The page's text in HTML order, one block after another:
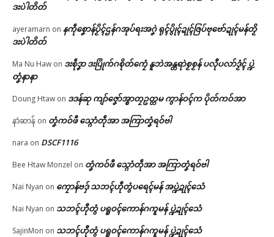
ရုဲစှ်
ညးဒါန်လိက်
ဗွဳဒဳယဵု
ကေတ်အဆက်
မုညးတအ် ဟီု မုညးတအ် ဂး – စ
ပ်ကဵုအကာဲအရာ ဍုင်ကျာ်ပိ
In "Vox Pop"
ကှ်-မုဟ်ဍုၚ်-မတ်မလီု သွက်ဂွံဒေါ
အ်ဇူနွံတုဲ ယဝ်ဟွံဂြိပ်မ္ဂး ကပေါတ်
ဖျာ စၞစသုၚ်ကီု မၞိဟ်ယဲကီု သွက်ဂွံ
In "ပရိုၚ်"
ဒးပဲါတိတ်
ayeramarn on နကဵုစၞောန်ပၟိၚ်ဌန်ဂအုပ်ရးအဂၞဲ ရုၚ်ပွိုၚ်ဍုၚ်ဇြပ်ဗုဗော်ဍုၚ်မန်တၟိ
ဒးပဲါတိတ်
Ma Nu Haw on ဒးစဵုဒၞာ ဒးပြိုက်ဂစိုတ်ကၠေံ နူဘဲအန္တရာဲစၟစၟန် ပလီုပလာ်ဒၟံၚ် ပ္ဍဲ
တၞံနာနာ
Doung Htaw on ဒဒန်ဆု ကျာ်ဇၞော်အ္စာတၠဥတ္တမ ကွာန်ဝၚ်က ပိုတ်ကဝ်အာ
နာဲဆာန် on တၞံကဝ်ဖီ သ္ဂောံတဵုအာ အကြာတၞံရဝ်ဗါ
nara on DSCF1116
Bee Htaw Monzel on တၞံကဝ်ဖီ သ္ဂောံတဵုအာ အကြာတၞံရဝ်ဗါ
Nai Nyan on ကၠောန်ဗဒှ် သဘၚ်ဟီုတွံပရေၚ်မန် အပ္ဍဲဍုၚ်သေံ
Nai Nyan on သဘၚ်ဟီုတွံ ပရူဝၚ်ကောန်ဂကူမန် ပ္ဍဲဍုၚ်သေံ
SajinMon on သဘၚ်ဟီုတွံ ပရူဝၚ်ကောန်ဂကူမန် ပ္ဍဲဍုၚ်သေံ